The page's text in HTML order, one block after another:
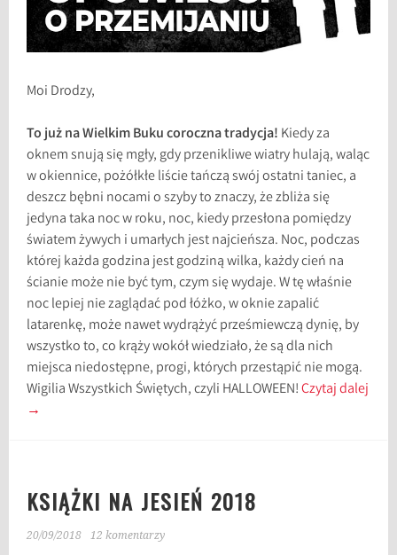
Moi Drodzy,
To już na Wielkim Buku coroczna tradycja! Kiedy za
oknem snują się mgły, gdy przenikliwe wiatry hulają, waląc
w okiennice, pożółkłe liście tańczą swój ostatni taniec, a
deszcz bębni nocami o szyby to znaczy, że zbliża się
jedyna taka noc w roku, noc, kiedy przesłona pomiędzy
światem żywych i umarłych jest najcieńsza. Noc, podczas
której każda godzina jest godziną wilka, każdy cień na
ścianie może nie być tym, czym się wydaje. W tę właśnie
noc lepiej nie zaglądać pod łóżko, w oknie zapalić
latarenkę, może nawet wydrążyć prześmiewczą dynię, by
wszystko to, co krąży wokół wiedziało, że są dla nich
miejsca niedostępne, progi, których przestąpić nie mogą.
Wigilia Wszystkich Świętych, czyli HALLOWEEN!Czytaj dalej
→
KSIĄŻKI NA JESIEŃ 2018
20/09/2018 12 komentarzy